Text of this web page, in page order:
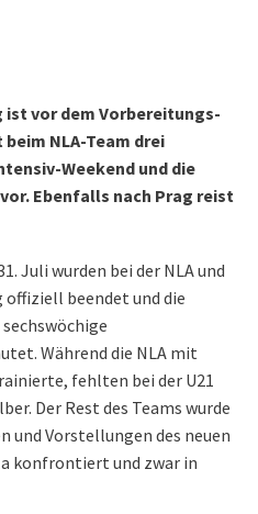
ist vor dem Vorbereitungs-
NLA-Team drei
Weekend und die
Ebenfalls nach Prag reist
Juli wurden bei der NLA und
offiziell beendet und die
Während die NLA mit
fehlten bei der U21
Der Rest des Teams wurde
und Vorstellungen des neuen
konfrontiert und zwar in